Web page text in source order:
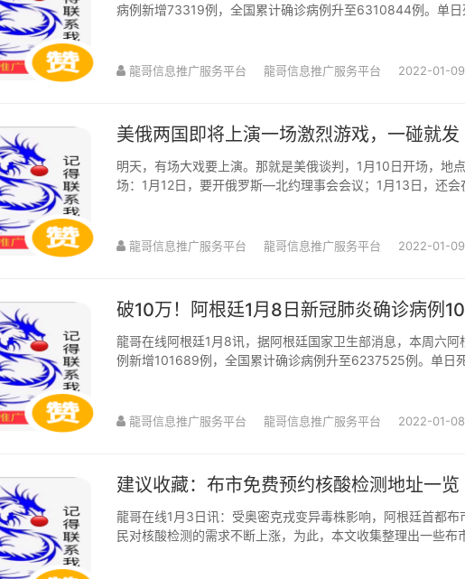
病例新增73319例，全国累计确诊病例升至6310844例。单
龍哥信息推广服务平台 龍哥信息推广服务平台 2022-01-09
美俄两国即将上演一场激烈游戏，一碰就发
明天，有场大戏要上演。那就是美俄谈判，1月10日开场，地
场：1月12日，要开俄罗斯—北约理事会会议；1月13日，还会
龍哥信息推广服务平台 龍哥信息推广服务平台 2022-01-09
破10万！阿根廷1月8日新冠肺炎确诊病例
龍哥在线阿根廷1月8讯，据阿根廷国家卫生部消息，本周六
例新增101689例，全国累计确诊病例升至6237525例。单日
龍哥信息推广服务平台 龍哥信息推广服务平台 2022-01-08
建议收藏：布市免费预约核酸检测地址一览
龍哥在线1月3日讯：受奥密克戎变异毒株影响，阿根廷首都
民对核酸检测的需求不断上涨，为此，本文收集整理出一些布